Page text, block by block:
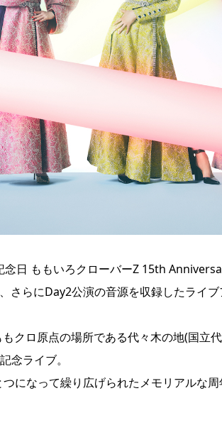
念日 ももいろクローバーZ 15th
さらにDay2公演の音源を収録したライ
クロ原点の場所である代々木の地(国立
念ライブ。
になって繰り広げられたメモリアルな